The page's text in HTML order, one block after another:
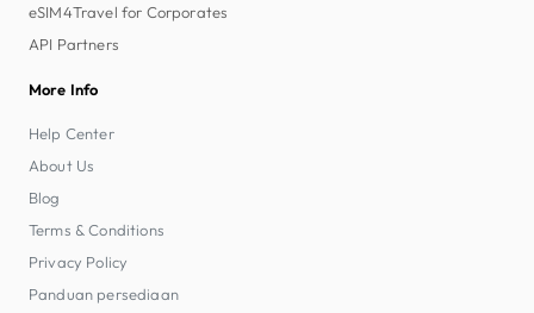
eSIM4Travel for Corporates
API Partners
More Info
Help Center
About Us
Blog
Terms & Conditions
Privacy Policy
Panduan persediaan